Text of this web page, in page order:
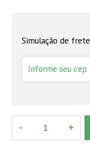
Simulação de frete